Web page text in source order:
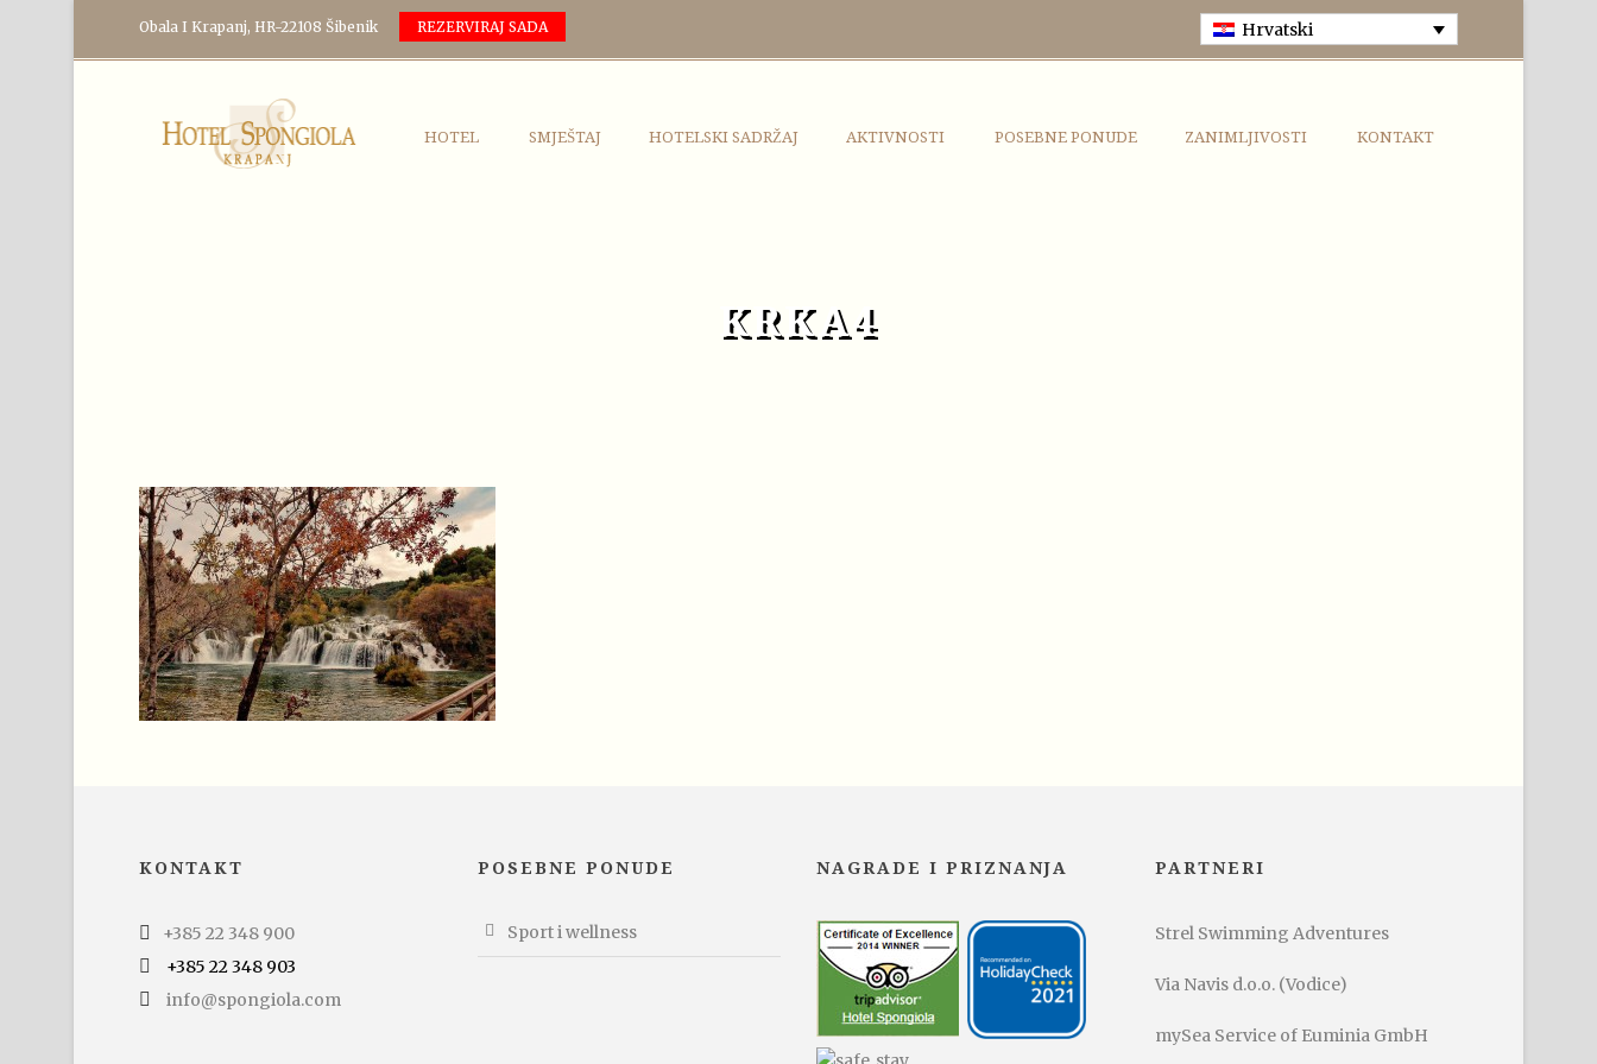
Obala I Krapanj, HR-22108 Šibenik REZERVIRAJ SADA Hrvatski
HOTEL SMJEŠTAJ HOTELSKI SADRŽAJ AKTIVNOSTI POSEBNE PONUDE ZANIMLJIVOSTI KONTAKT
KRKA4
KONTAKT
+385 22 348 900
+385 22 348 903
info@spongiola.com
POSEBNE PONUDE
Sport i wellness
NAGRADE I PRIZNANJA PARTNERI
Strel Swimming Adventures
Via Navis d.o.o. (Vodice)
mySea Service of Euminia GmbH